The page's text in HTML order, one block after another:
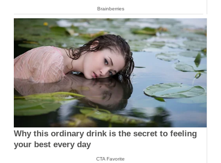
Brainberries
Why this ordinary drink is the secret to feeling
your best every day
CTA Favorite